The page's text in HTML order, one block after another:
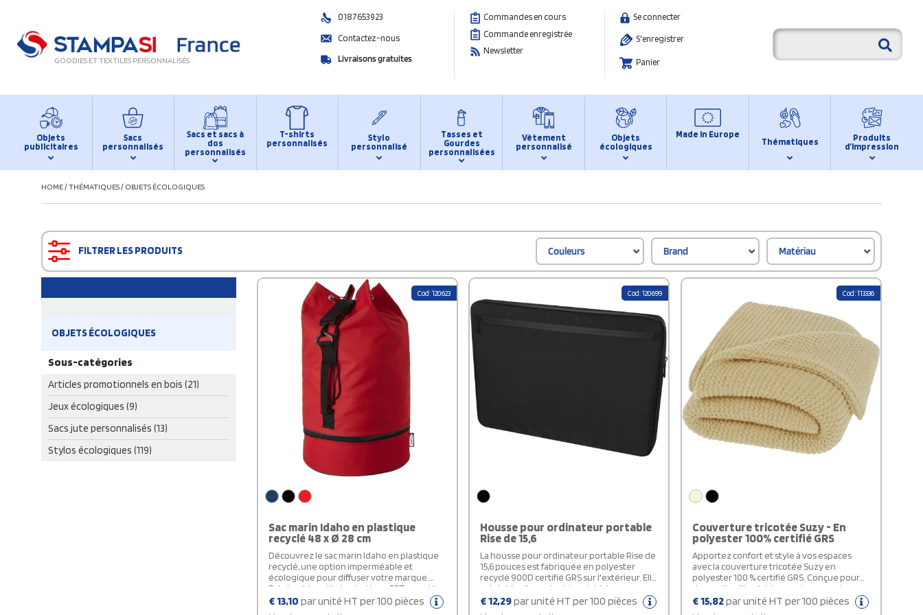
GOODIES ET TEXTILES PERSONNALISÉS
0187653923
Contactez-nous
Livraisons gratuites
Commandes en cours
Commande enregistrée
Newsletter
Se connecter
S'enregistrer
Panier
Objets
publicitaires
Sacs
personnalisés
Sacs et sacs à
dos
personnalisés
T-shirts
personnalisés
Stylo
personnalisé
Tasses et
Gourdes
personnalisées
Vêtement
personnalisé
Objets
écologiques
Made in Europe
Thématiques
Produits
d’impression
HOME/THÉMATIQUES/ OBJETS ÉCOLOGIQUES
FILTRER LES PRODUITS Couleurs Brand Matériau
OBJETS ÉCOLOGIQUES
Sous-catégories
Articles promotionnels en bois (21)
Jeux écologiques (9)
Sacs jute personnalisés (13)
Stylos écologiques (119)
Cod: 120623
Sac marin Idaho en plastique
recyclé 48 x Ø 28 cm
Découvrez le sac marin Idaho en plastique
recyclé, une option imperméable et
écologique pour diffuser votre marque.
Fabriqué à partir de plastique PET recyclé,
ce sac à dos personnalisable offre un large
compartiment principal de 20 litres fermé
€13,10 par unité HT per 100 pièces
Cod: 120699
Housse pour ordinateur portable
Rise de 15,6
La housse pour ordinateur portable Rise de
15,6 pouces est fabriquée en polyester
recyclé 900D certifié GRS sur l'extérieur. Elle
est dotée d'une doublure intérieure en
velours recyclé certifié GRS douce pour une
protection ultime. L'arrière de la pochette
€12,29par unité HT per 100 pièces
Cod: 113336
Couverture tricotée Suzy - En
polyester 100% certifié GRS
Apportez confort et style à vos espaces
avec la couverture tricotée Suzy en
polyester 100 % certifié GRS. Conçue pour
durer, elle allie résistance, douceur et
engagement écologique. Ses dimensions
de 150 x 120 cm offrent un parfait équilibre
€15,82par unité HT per 100 pièces